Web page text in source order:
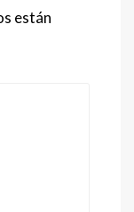
están